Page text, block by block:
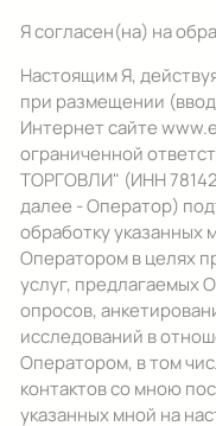
Я согласен(на) на
Настоящим Я,
при размещении
Интернет сайте
ограниченной
ТОРГОВЛИ" (ИНН
далее - Оператор)
обработку указанных
Оператором в целях
услуг, предлагаемых
опросов,
исследований в
Оператором, в том
контактов со мною
указанных мной на